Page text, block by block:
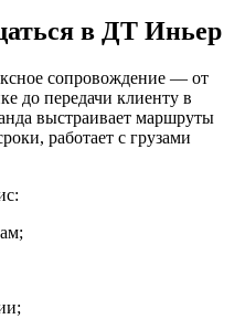
в ДТ Иньер
сопровождение — от
до передачи клиенту в
выстраивает маршруты
работает с грузами